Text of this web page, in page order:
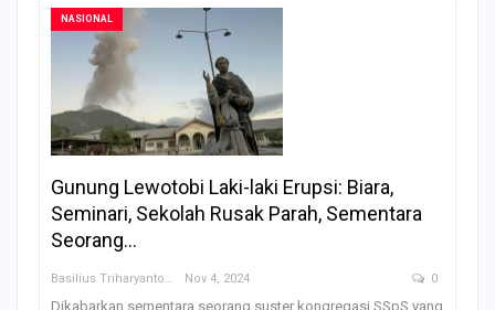
NASIONAL
Gunung Lewotobi Laki-laki Erupsi: Biara,
Seminari, Sekolah Rusak Parah, Sementara
Seorang…
Basilius Triharyanto Nov 4, 2024 0
Dikabarkan sementara seorang suster kongregasi SSpS yang